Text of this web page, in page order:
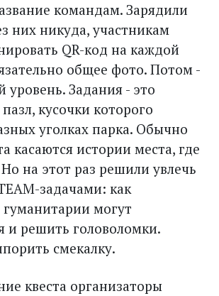
командам. Зарядили
них никуда, участникам
QR-код на каждой
общее фото. Потом -
Задания - это
кусочки которого
уголках парка. Обычно
касаются истории места, где
на этот раз решили увлечь
задачами: как
могут
и решить головоломки.
смекалку.
квеста организаторы